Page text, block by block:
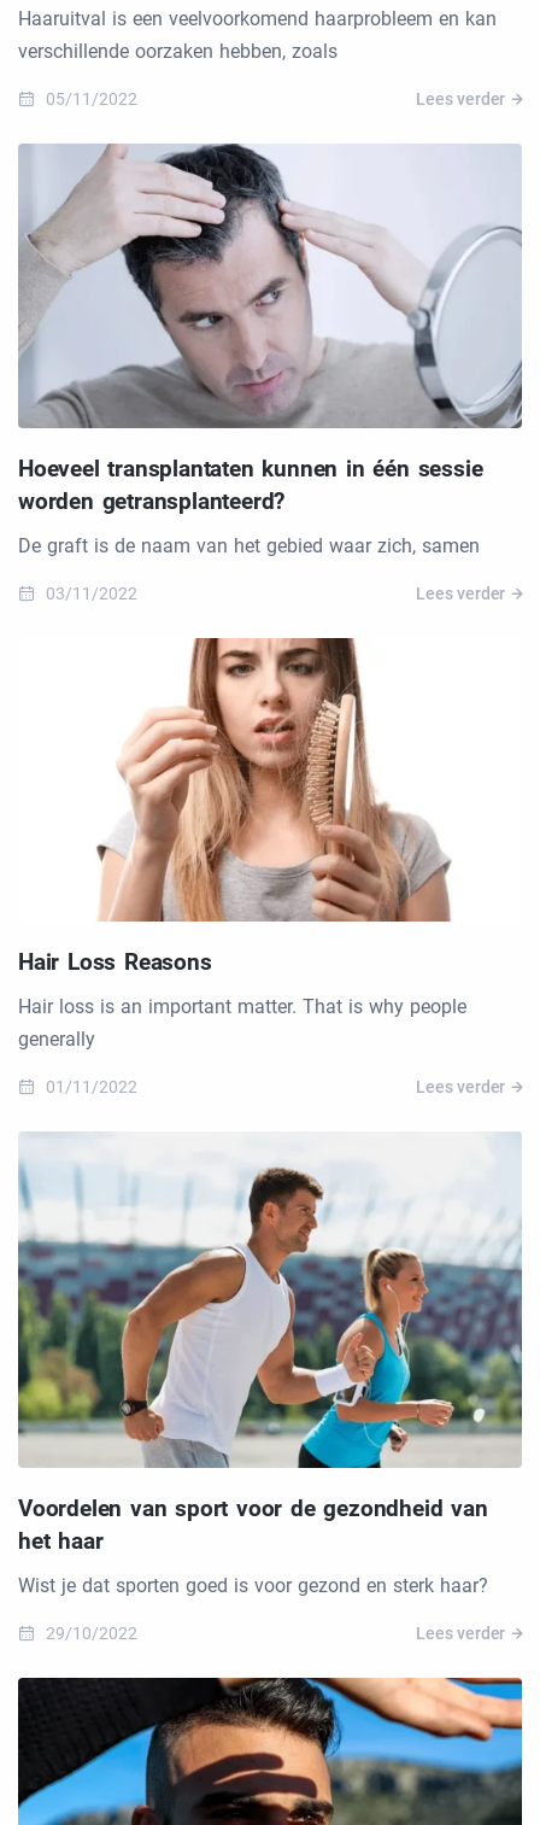
Haaruitval is een veelvoorkomend haarprobleem en kan
verschillende oorzaken hebben, zoals
05/11/2022 Lees verder
Hoeveel transplantaten kunnen in één sessie
worden getransplanteerd?
De graft is de naam van het gebied waar zich, samen
03/11/2022 Lees verder
Hair Loss Reasons
Hair loss is an important matter. That is why people
generally
01/11/2022 Lees verder
Voordelen van sport voor de gezondheid van
het haar
Wist je dat sporten goed is voor gezond en sterk haar?
29/10/2022 Lees verder